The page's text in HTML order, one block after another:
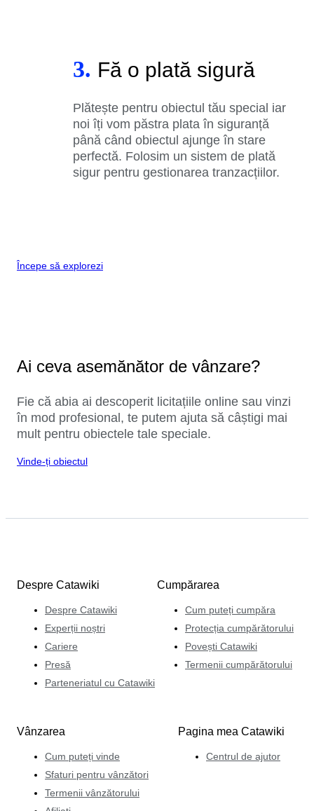
3. Fă o plată sigură
Plătește pentru obiectul tău special iar
noi îți vom păstra plata în siguranță
până când obiectul ajunge în stare
perfectă. Folosim un sistem de plată
sigur pentru gestionarea tranzacțiilor.
Începe să explorezi
Ai ceva asemănător de vânzare?
Fie că abia ai descoperit licitațiile online sau vinzi
în mod profesional, te putem ajuta să câștigi mai
mult pentru obiectele tale speciale.
Vinde-ți obiectul
Despre Catawiki
Despre Catawiki
Experții noștri
Cariere
Presă
Parteneriatul cu Catawiki
Cumpărarea
Cum puteți cumpăra
Protecția cumpărătorului
Povești Catawiki
Termenii cumpărătorului
Vânzarea
Cum puteți vinde
Sfaturi pentru vânzători
Termenii vânzătorului
Pagina mea Catawiki
Centrul de ajutor